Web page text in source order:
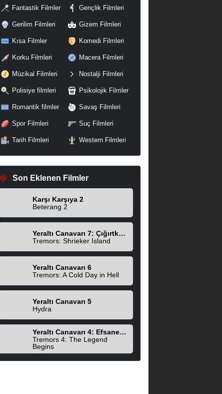
Fantastik Filmler Gençlik Filmleri
Gerilim Filmleri Gizem Filmleri
Kısa Filmler Komedi Filmleri
Korku Filmleri Macera Filmleri
Müzikal Filmleri Nostalji Filmleri
Polisiye filmleri Psikolojik Filmler
Romantik filmler Savaş Filmleri
Spor Filmleri Suç Filmleri
Tarih Filmleri Western Filmleri
Son Eklenen Filmler
Karşı Karşıya 2
Beterang 2
Yeraltı Canavarı 7: Çığırtkanlar Adası
Tremors: Shrieker Island
Yeraltı Canavarı 6
Tremors: A Cold Day in Hell
Yeraltı Canavarı 5
Hydra
Yeraltı Canavarı 4: Efsane Başlıyor
Tremors 4: The Legend
Begins